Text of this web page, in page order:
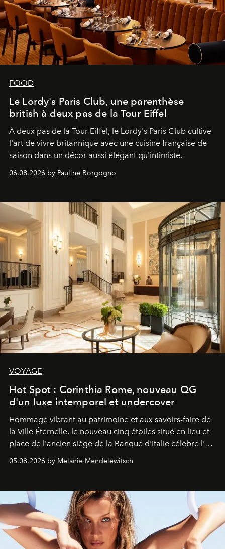
FOOD
Le Lordy's Paris Club, une parenthèse
british à deux pas de la Tour Eiffel
À deux pas de la Tour Eiffel, le Lordy's Paris Club cultive
l'art de vivre britannique avec une cuisine française de
saison dans un décor aussi élégant qu'intimiste.
06.08.2026 by Pauline Borgogno
VOYAGE
Hot Spot : Corinthia Rome, nouveau QG
d'un luxe intemporel et undercover
Hommage vibrant au patrimoine et aux savoirs-faire de
la Ville Éternelle, le nouveau cinq étoiles situé en lieu et
place de l'ancien siège de la Banque d'Italie célèbre l'art
de vivre Romain dans toute son élégance intemporelle.
05.08.2026 by Melanie Mendelewitsch